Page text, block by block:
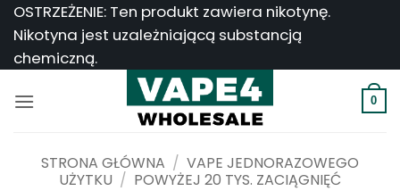
Przejdź
do
treści
OSTRZEŻENIE: Ten produkt zawiera nikotynę.
Nikotyna jest uzależniającą substancją
chemiczną.
0
STRONA GŁÓWNA / VAPE JEDNORAZOWEGO
UŻYTKU / POWYŻEJ 20 TYS. ZACIĄGNIĘĆ